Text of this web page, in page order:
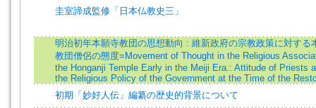
圭室諦成監修「日本仏教史三」
明治初年本願寺教団の思想動向 : 維新政府の宗教政策に対する
教団僧侶の態度=Movement of Thought in the Religious
the Honganji Temple Early in the Meiji Era.: Attitude of Priests
the Religious Policy of the Government at the Time of the
初期「妙好人伝」編纂の歴史的背景について